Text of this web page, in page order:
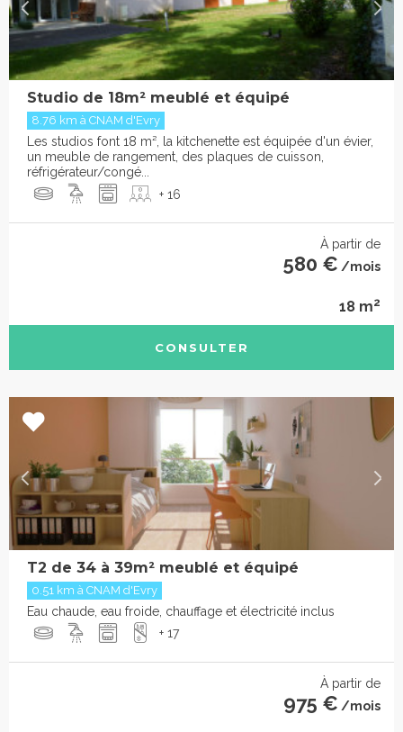
Studio de 18m² meublé et équipé
8.76 km à CNAM d'Evry
Les studios font 18 m², la kitchenette est équipée d'un évier,
un meuble de rangement, des plaques de cuisson,
réfrigérateur/congé...
+ 16
À partir de
580 € /mois
18 m2
CONSULTER
T2 de 34 à 39m² meublé et équipé
0.51 km à CNAM d'Evry
Eau chaude, eau froide, chauffage et électricité inclus
+ 17
À partir de
975 € /mois